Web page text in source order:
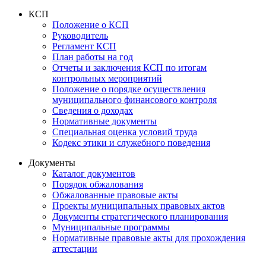
КСП
Положение о КСП
Руководитель
Регламент КСП
План работы на год
Отчеты и заключения КСП по итогам
контрольных мероприятий
Положение о порядке осуществления
муниципального финансового контроля
Сведения о доходах
Нормативные документы
Специальная оценка условий труда
Кодекс этики и служебного поведения
Документы
Каталог документов
Порядок обжалования
Обжалованные правовые акты
Проекты муниципальных правовых актов
Документы стратегического планирования
Муниципальные программы
Нормативные правовые акты для прохождения
аттестации